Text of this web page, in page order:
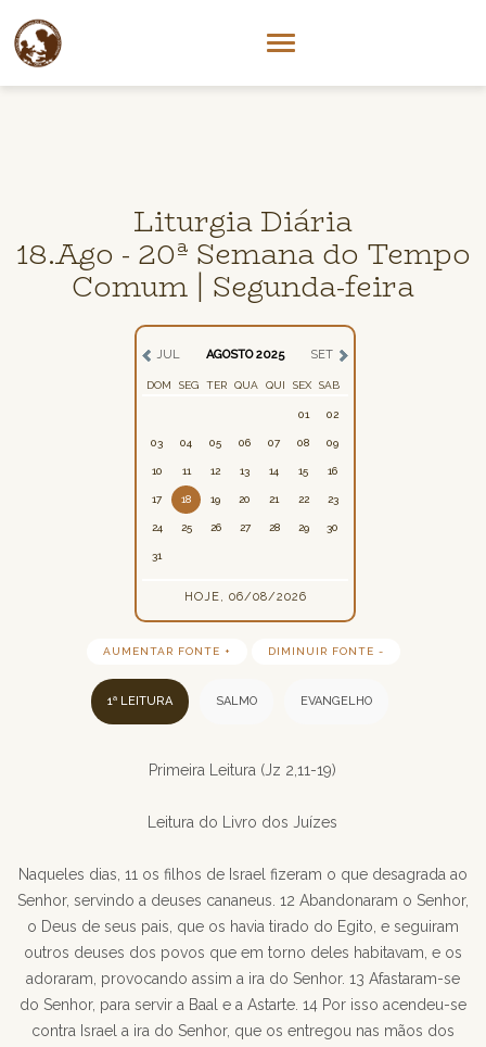
Liturgia Diária
18.Ago - 20ª Semana do Tempo
Comum | Segunda-feira
JUL AGOSTO 2025 SET
DOM SEG TER QUA QUI SEX SAB
01 02
03 04 05 06 07 08 09
10 11 12 13 14 15 16
17 18 19 20 21 22 23
24 25 26 27 28 29 30
31
HOJE, 06/08/2026
AUMENTAR FONTE + DIMINUIR FONTE -
1ª LEITURA SALMO EVANGELHO
Primeira Leitura (Jz 2,11-19)
Leitura do Livro dos Juízes
Naqueles dias, 11 os filhos de Israel fizeram o que desagrada ao
Senhor, servindo a deuses cananeus. 12 Abandonaram o Senhor,
o Deus de seus pais, que os havia tirado do Egito, e seguiram
outros deuses dos povos que em torno deles habitavam, e os
adoraram, provocando assim a ira do Senhor. 13 Afastaram-se
do Senhor, para servir a Baal e a Astarte. 14 Por isso acendeu-se
contra Israel a ira do Senhor, que os entregou nas mãos dos